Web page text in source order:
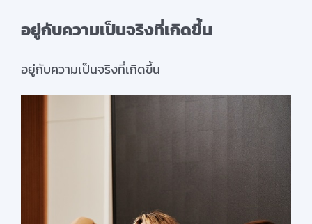
อยู่กับความเป็นจริงที่เกิดขึ้น
อยู่กับความเป็นจริงที่เกิดขึ้น